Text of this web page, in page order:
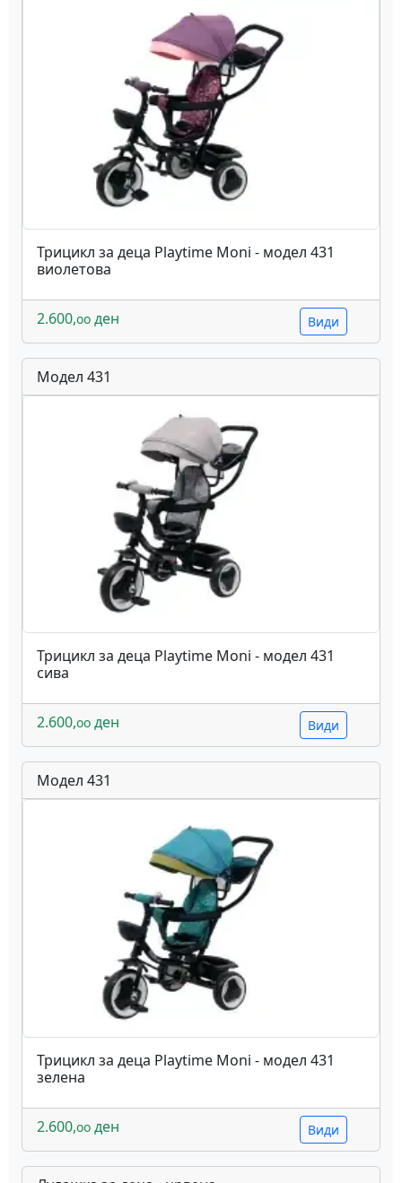
Трицикл за деца Playtime Moni - модел 431
виолетова
2.600,oo ден Види
Модел 431
Трицикл за деца Playtime Moni - модел 431
сива
2.600,oo ден Види
Модел 431
Трицикл за деца Playtime Moni - модел 431
зелена
2.600,oo ден Види